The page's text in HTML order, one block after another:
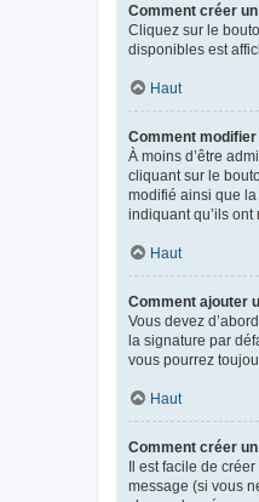
Comment créer
Cliquez sur le
disponibles est
Haut
Comment
À moins d’être
cliquant sur le
modifié ainsi que
indiquant qu’ils
Haut
Comment ajouter
Vous devez
la signature par
vous pourrez
Haut
Comment créer
Il est facile de
message (si vous